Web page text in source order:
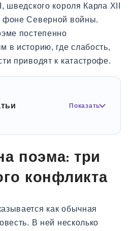
шведского короля Карла XII
фоне Северной войны.
постепенно
в историю, где слабость,
приводят к катастрофе.
Показать
поэма: три
конфликта
как обычная
В ней несколько